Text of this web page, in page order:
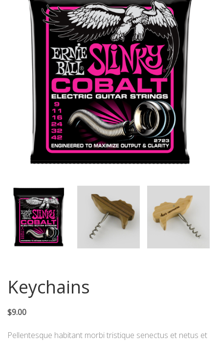
Keychains
$9.00
Pellentesque habitant morbi tristique senectus et netus et